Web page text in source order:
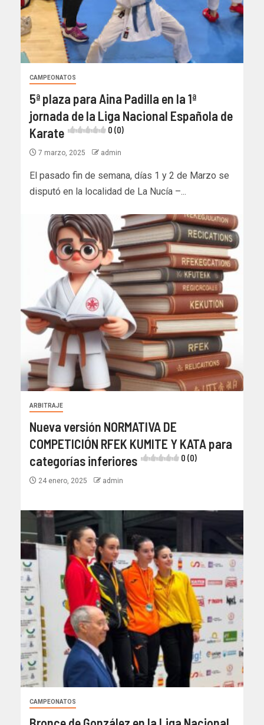
CAMPEONATOS
5ª plaza para Aina Padilla en la 1ª
jornada de la Liga Nacional Española de
Karate
0 (0)
7 marzo, 2025 admin
El pasado fin de semana, días 1 y 2 de Marzo se
disputó en la localidad de La Nucía –...
ARBITRAJE
Nueva versión NORMATIVA DE
COMPETICIÓN RFEK KUMITE Y KATA para
categorías inferiores
0 (0)
24 enero, 2025 admin
CAMPEONATOS